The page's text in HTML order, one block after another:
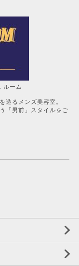
ム
ンズ美容室。
「男前」スタイルをご